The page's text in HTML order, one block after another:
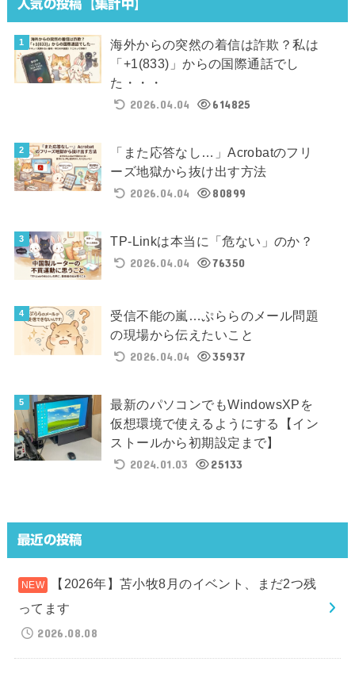
人気の投稿【集計中】
海外からの突然の着信は詐欺？私は
「+1(833)」からの国際通話でし
た・・・
2026.04.04
614825
「また応答なし…」Acrobatのフリ
ーズ地獄から抜け出す方法
2026.04.04
80899
TP-Linkは本当に「危ない」のか？
2026.04.04
76350
受信不能の嵐…ぷららのメール問題
の現場から伝えたいこと
2026.04.04
35937
最新のパソコンでもWindowsXPを
仮想環境で使えるようにする【イン
ストールから初期設定まで】
2024.01.03
25133
最近の投稿
【2026年】苫小牧8月のイベント、まだ2つ残
ってます
2026.08.08